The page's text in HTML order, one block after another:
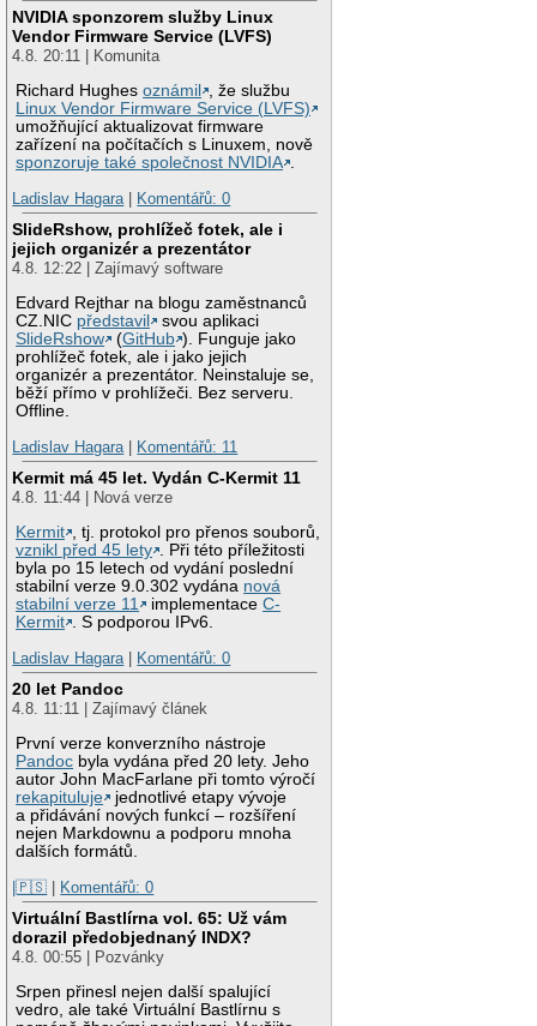
NVIDIA sponzorem služby Linux
Vendor Firmware Service (LVFS)
4.8. 20:11 | Komunita
Richard Hughesoznámil
, že službu
Linux Vendor Firmware Service (LVFS)
umožňující aktualizovat firmware
zařízení na počítačích s Linuxem, nově
sponzoruje také společnost NVIDIA .
Ladislav Hagara | Komentářů: 0
SlideRshow, prohlížeč fotek, ale i
jejich organizér a prezentátor
4.8. 12:22 | Zajímavý software
Edvard Rejthar na blogu zaměstnanců
CZ.NIC představil
svou aplikaci
SlideRshow
(GitHub ). Funguje jako
prohlížeč fotek, ale i jako jejich
organizér a prezentátor. Neinstaluje se,
běží přímo v prohlížeči. Bez serveru.
Offline.
Ladislav Hagara | Komentářů: 11
Kermit má 45 let. Vydán C-Kermit 11
4.8. 11:44 | Nová verze
Kermit , tj. protokol pro přenos souborů,
vznikl před 45 lety . Při této příležitosti
byla po 15 letech od vydání poslední
stabilní verze 9.0.302 vydána nová
stabilní verze 11
implementaceC-
Kermit . S podporou IPv6.
Ladislav Hagara | Komentářů: 0
20 let Pandoc
4.8. 11:11 | Zajímavý článek
První verze konverzního nástroje
Pandoc byla vydána před 20 lety. Jeho
autor John MacFarlane při tomto výročí
rekapituluje
jednotlivé etapy vývoje
a přidávání nových funkcí – rozšíření
nejen Markdownu a podporu mnoha
dalších formátů.
|🇵🇸 | Komentářů: 0
Virtuální Bastlírna vol. 65: Už vám
dorazil předobjednaný INDX?
4.8. 00:55 | Pozvánky
Srpen přinesl nejen další spalující
vedro, ale také Virtuální Bastlírnu s